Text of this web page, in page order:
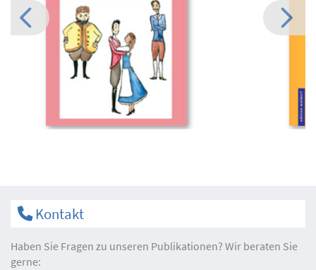
Kontakt
Haben Sie Fragen zu unseren Publikationen? Wir beraten Sie
gerne: